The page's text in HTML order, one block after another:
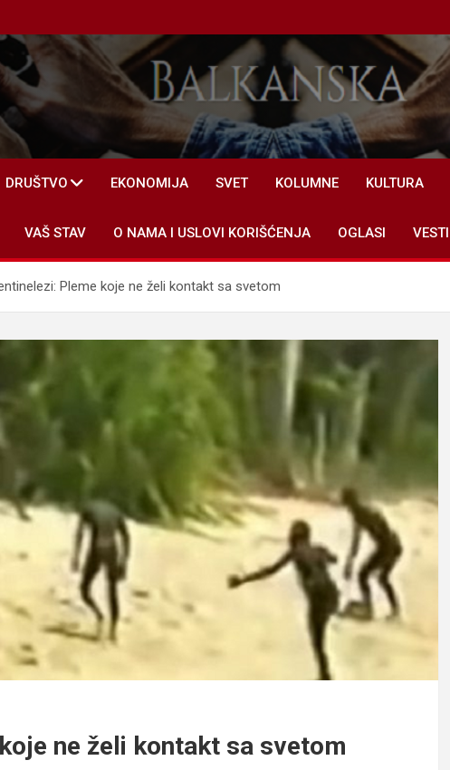
DRUŠTVO EKONOMIJA SVET KOLUMNE KULTURA
VAŠ STAV O NAMA I USLOVI KORIŠĆENJA OGLASI VESTI
Pleme koje ne želi kontakt sa svetom
ne želi kontakt sa svetom